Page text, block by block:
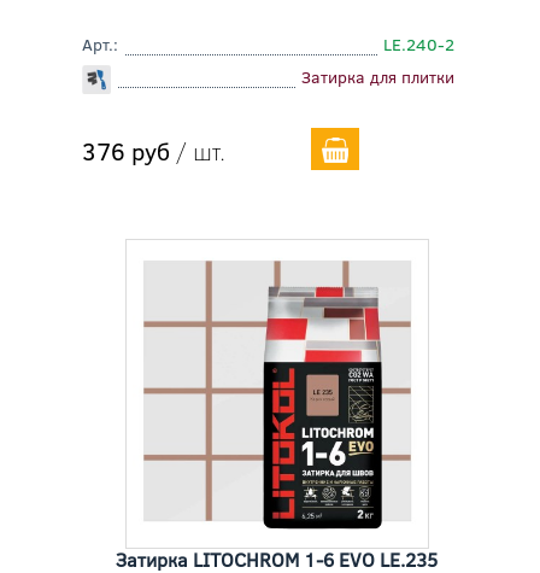
Арт.:
LE.240-2
Затирка для плитки
376 руб / шт.
Затирка LITOCHROM 1-6 EVO LE.235